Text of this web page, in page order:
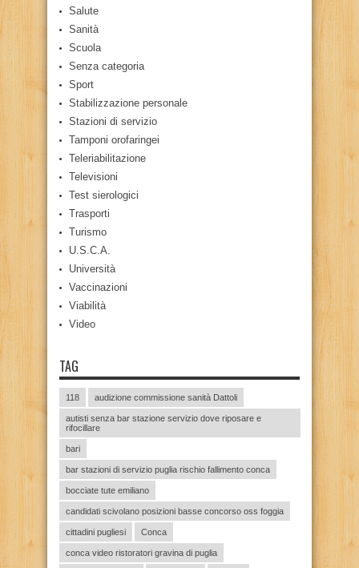
Salute
Sanità
Scuola
Senza categoria
Sport
Stabilizzazione personale
Stazioni di servizio
Tamponi orofaringei
Teleriabilitazione
Televisioni
Test sierologici
Trasporti
Turismo
U.S.C.A.
Università
Vaccinazioni
Viabilità
Video
TAG
118 audizione commissione sanità Dattoli
autisti senza bar stazione servizio dove riposare e
rifocillare
bari
bar stazioni di servizio puglia rischio fallimento conca
bocciate tute emiliano
candidati scivolano posizioni basse concorso oss foggia
cittadini pugliesi Conca
conca video ristoratori gravina di puglia